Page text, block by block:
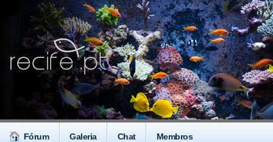
Fórum Galeria Chat Membros